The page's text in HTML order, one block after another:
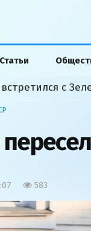
Статьи
с
583